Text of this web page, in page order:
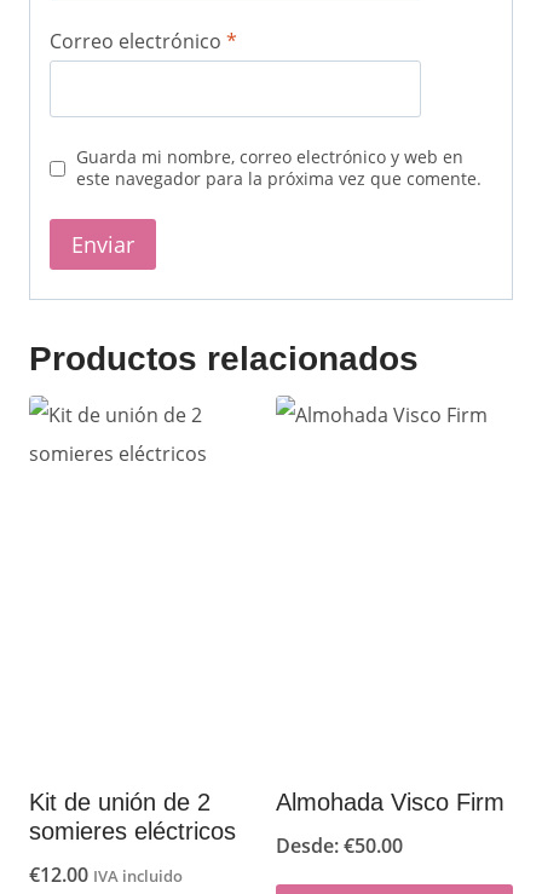
Correo electrónico *
Guarda mi nombre, correo electrónico y web en
este navegador para la próxima vez que comente.
Productos relacionados
Kit de unión de 2
somieres eléctricos
€12.00 IVA incluido
Almohada Visco Firm
Desde:€50.00